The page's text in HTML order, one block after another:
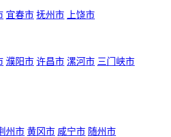
宜春市 抚州市 上饶市
濮阳市 许昌市 漯河市 三门峡市
州市 黄冈市 咸宁市 随州市